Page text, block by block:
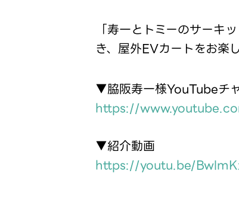
「寿一とトミーのサーキ
き、屋外EVカートをお楽
▼脇阪寿一様YouTubeチ
https://
▼紹介動画
https://youtu.be/